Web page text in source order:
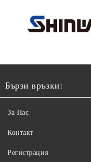
Бързи връзки:
За Нас
Контакт
Регистрация